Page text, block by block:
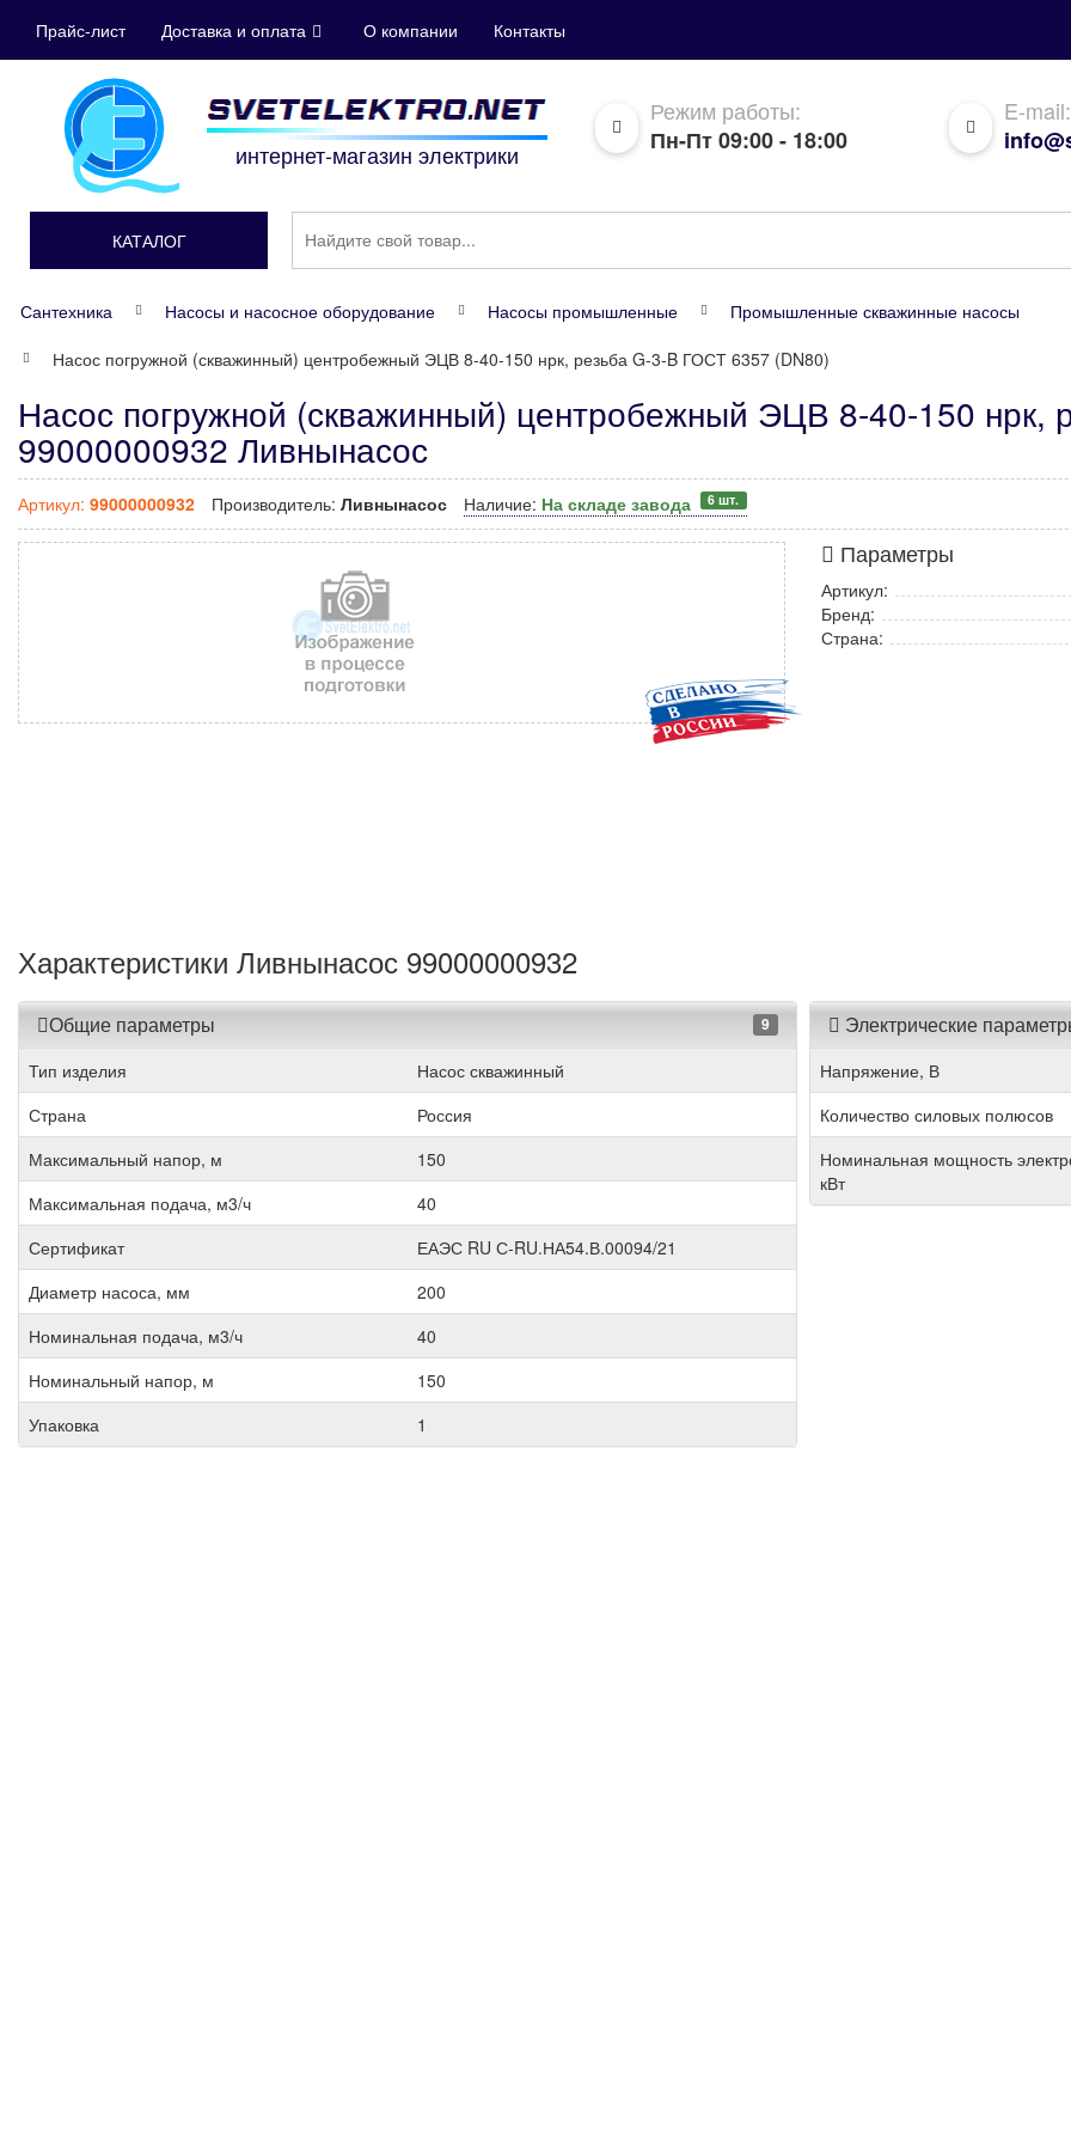
Прайс-лист Доставка и оплата О компании Контакты
интернет-магазин электрики
Режим работы:
Пн-Пт 09:00 - 18:00
E-mail:
КАТАЛОГ
Сантехника Насосы и насосное оборудование Насосы промышленные
Промышленные скважинные насосы
Насос погружной (скважинный) центробежный ЭЦВ 8-40-150 нрк, резьба G-3-B ГОСТ 6357 (DN80)
Насос погружной (скважинный) центробежный ЭЦВ 8-40-150 нрк,
99000000932 Ливнынасос
Артикул: 99000000932 Производитель: Ливнынасос Наличие: На складе завода 6 шт.
Параметры
Артикул:
Бренд:
Страна:
Характеристики Ливнынасос 99000000932
Общие параметры 9
Тип изделия
Насос скважинный
Страна
Россия
Максимальный напор, м
150
Максимальная подача, м3/ч
40
Сертификат
ЕАЭС RU С-RU.НА54.В.00094/21
Диаметр насоса, мм
200
Номинальная подача, м3/ч
40
Номинальный напор, м
150
Упаковка
1
Электрические
Напряжение, В
Количество силовых полюсов
Номинальная мощность
кВт